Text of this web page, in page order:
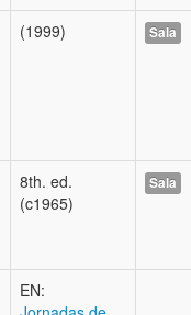
(1999) Sala
8th. ed.
(c1965)
Sala
EN: